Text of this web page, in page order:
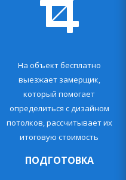
На объект бесплатно
выезжает замерщик,
который помогает
определиться с дизайном
потолков, рассчитывает их
итоговую стоимость
ПОДГОТОВКА